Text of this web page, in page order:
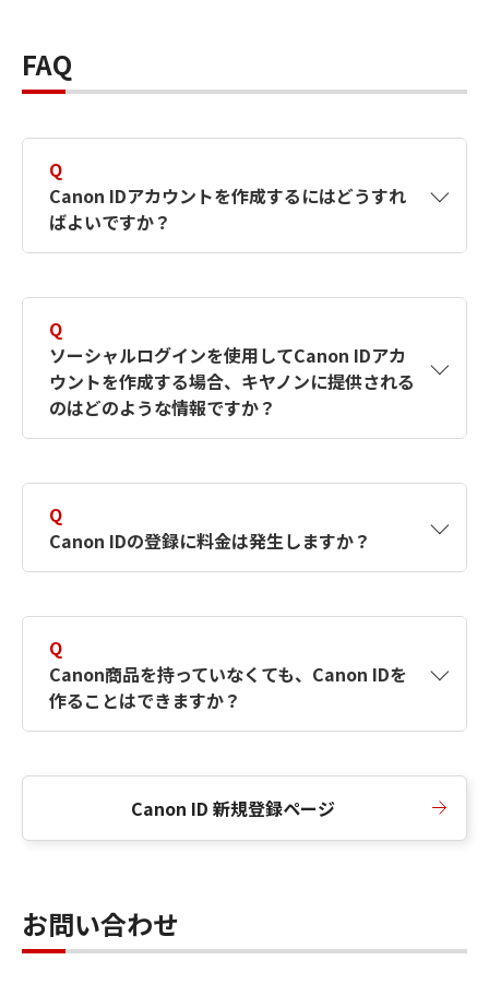
FAQ
Q
Canon IDアカウントを作成するにはどうすれ
ばよいですか？
す。詳しい作成方法は【カメラ】Canon IDとは
何ですか？Canon IDの作成方法は？をご確認く
ださい。
Q
ソーシャルログインを使用してCanon IDアカ
ウントを作成する場合、キヤノンに提供される
のはどのような情報ですか？
択したサービスから取得します。アカウントを
簡単に作成できるように、この情報を使用して
Canon IDの登録フォームを入力します。
Q
Canon IDの登録に料金は発生しますか？
Q
Canon商品を持っていなくても、Canon IDを
作ることはできますか？
Canon ID 新規登録ページ
お問い合わせ